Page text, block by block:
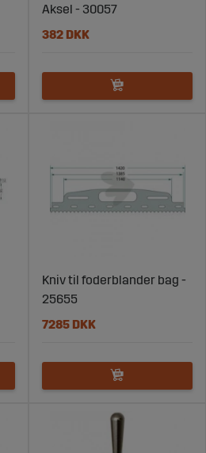
Aksel - 30057
382 DKK
Kniv til foderblander bag -
25655
7285 DKK